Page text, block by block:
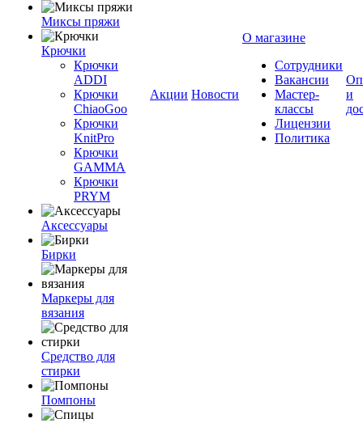
Миксы пряжи
Крючки
Крючки
ADDI
Крючки
ChiaoGoo
Крючки
KnitPro
Крючки
GAMMA
Крючки
PRYM
Аксессуары
Бирки
Маркеры для
вязания
Средство для
стирки
Помпоны
Акции Новости
О магазине
Сотрудники
Вакансии
Мастер-
классы
Лицензии
Политика
и